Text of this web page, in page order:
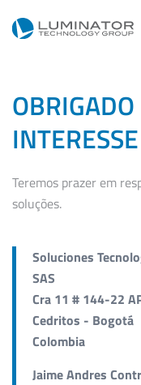
Skip to main content
INTERESSE
Teremos prazer em
soluções.
Soluciones
SAS
Cra 11 # 144-22
Cedritos - Bogotá
Colombia
Jaime Andres